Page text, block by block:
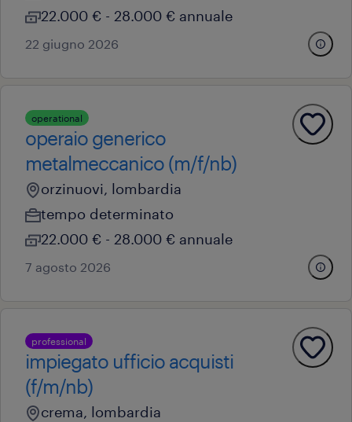
22.000 € - 28.000 € annuale
22 giugno 2026
operational
operaio generico
metalmeccanico (m/f/nb)
orzinuovi, lombardia
tempo determinato
22.000 € - 28.000 € annuale
7 agosto 2026
professional
impiegato ufficio acquisti
(f/m/nb)
crema, lombardia